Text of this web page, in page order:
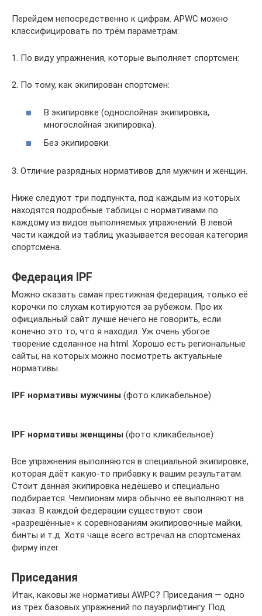
Перейдем непосредственно к цифрам. APWC можно
классифицировать по трём параметрам:
1. По виду упражнения, которые выполняет спортсмен:
2. По тому, как экипирован спортсмен:
В экипировке (однослойная экипировка,
многослойная экипировка).
Без экипировки.
3. Отличие разрядных нормативов для мужчин и женщин.
Ниже следуют три подпункта, под каждым из которых
находятся подробные таблицы с нормативами по
каждому из видов выполняемых упражнений. В левой
части каждой из таблиц указывается весовая категория
спортсмена.
Федерация IPF
Можно сказать самая престижная федерация, только её
корочки по слухам котируются за рубежом. Про их
официальный сайт лучше нечего не говорить, если
конечно это то, что я находил. Уж очень убогое
творение сделанное на html. Хорошо есть региональные
сайты, на которых можно посмотреть актуальные
нормативы.
IPF нормативы мужчины (фото кликабельное)
IPF нормативы женщины (фото кликабельное)
Все упражнения выполняются в специальной экипировке,
которая даёт какую-то прибавку к вашим результатам.
Стоит данная экипировка недёшево и специально
подбирается. Чемпионам мира обычно её выполняют на
заказ. В каждой федерации существуют свои
«разрешённые» к соревнованиям экипировочные майки,
бинты и т.д. Хотя чаще всего встречал на спортсменах
фирму inzer.
Приседания
Итак, каковы же нормативы AWPC? Приседания — одно
из трёх базовых упражнений по пауэрлифтингу. Под